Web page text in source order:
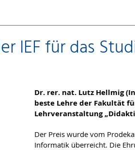
IEF für das
Dr. rer. nat. Lutz Hellmig
beste Lehre der Fakultät
Lehrveranstaltung
Der Preis wurde vom
Informatik überreicht. Die